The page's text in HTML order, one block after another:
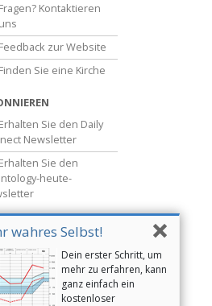
wahres Selbst!
Dein erster Schritt, um
mehr zu erfahren, kann
ganz einfach ein
kostenloser
Fragen? Kontaktieren
Feedback zur Website
Finden Sie eine Kirche
Erhalten Sie den Daily
Newsletter
Erhalten Sie den
heute-
Scientology